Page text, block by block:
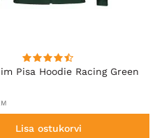
Pisa Hoodie Racing Green
Lisa ostukorvi